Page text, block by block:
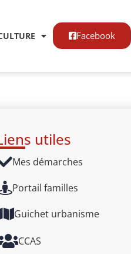
Facebook
utiles
Mes démarches
Portail familles
Guichet urbanisme
CCAS